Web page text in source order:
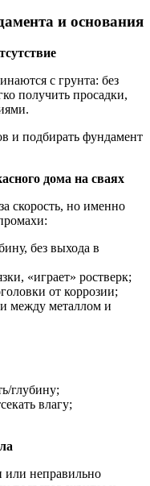
и основания
с грунта: без
получить просадки,
и подбирать фундамент
дома на сваях
скорость, но именно
без выхода в
«играет» ростверк;
от коррозии;
между металлом и
глубину;
влагу;
или неправильно